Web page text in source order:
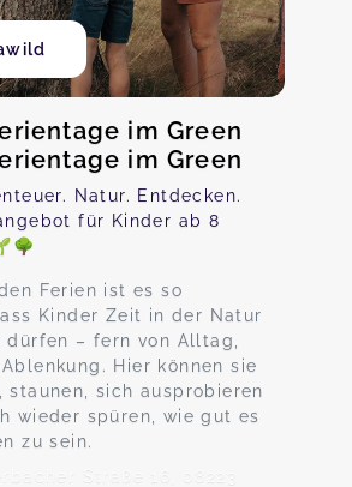
im Green
im Green
Natur. Entdecken.
für Kinder ab 8
Ferien ist es so
Kinder Zeit in der Natur
dürfen – fern von Alltag,
Hier können sie
staunen, sich ausprobieren
wieder spüren, wie gut es
zu sein.
Straße 16, 08223